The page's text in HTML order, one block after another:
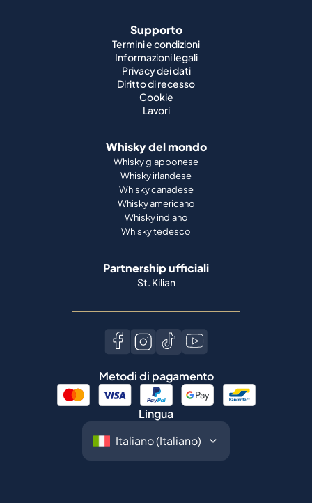
Supporto
Termini e condizioni
Informazioni legali
Privacy dei dati
Diritto di recesso
Cookie
Lavori
Whisky del mondo
Whisky giapponese
Whisky irlandese
Whisky canadese
Whisky americano
Whisky indiano
Whisky tedesco
Partnership ufficiali
St. Kilian
Metodi di pagamento
Lingua